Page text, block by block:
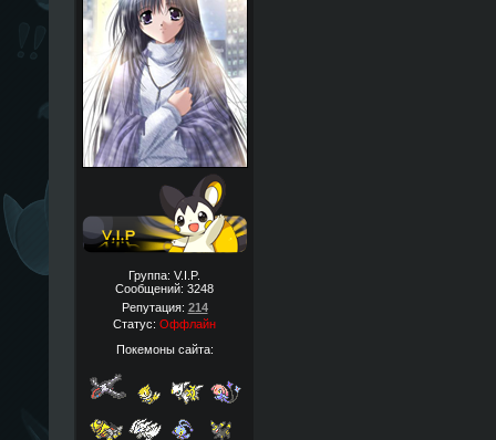
Группа: V.I.P.
Сообщений: 3248
Репутация: 214
Статус: Оффлайн
Покемоны сайта: